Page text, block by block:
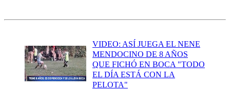
VIDEO: ASÍ JUEGA EL NENE
MENDOCINO DE 8 AÑOS
QUE FICHÓ EN BOCA "TODO
EL DÍA ESTÁ CON LA
PELOTA"